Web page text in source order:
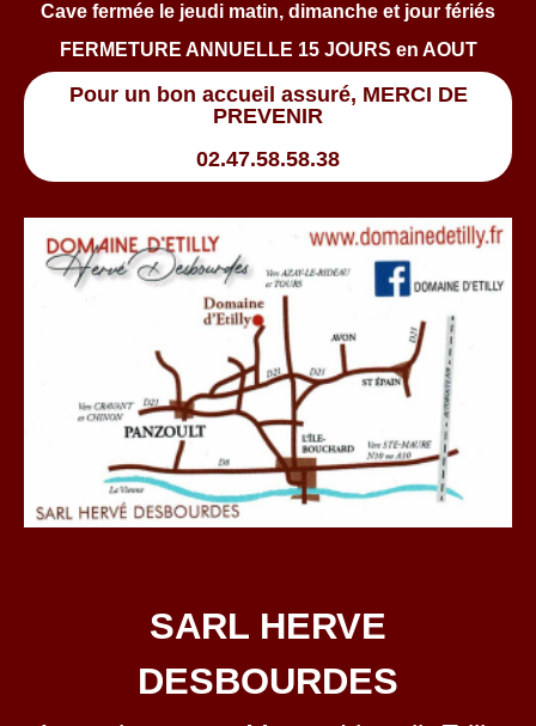
Cave fermée le jeudi matin, dimanche et jour fériés
FERMETURE ANNUELLE 15 JOURS en AOUT
Pour un bon accueil assuré, MERCI DE
PREVENIR
02.47.58.58.38
SARL HERVE
DESBOURDES